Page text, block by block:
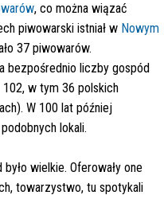
, co można wiązać
piwowarski istniał w Nowym
37 piwowarów.
bezpośrednio liczby gospód
w tym 36 polskich
W 100 lat później
lokali.
wielkie. Oferowały one
towarzystwo, tu spotykali